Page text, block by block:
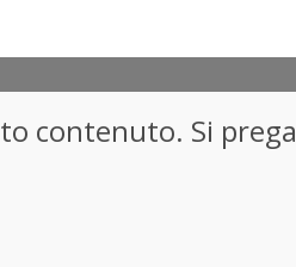
contenuto. Si prega